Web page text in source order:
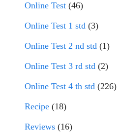
Online Test (46)
Online Test 1 std (3)
Online Test 2 nd std (1)
Online Test 3 rd std (2)
Online Test 4 th std (226)
Recipe (18)
Reviews (16)